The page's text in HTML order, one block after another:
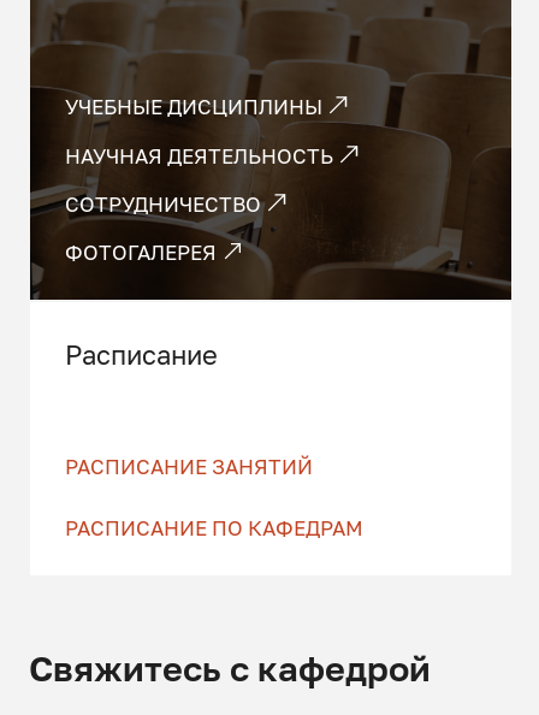
УЧЕБНЫЕ ДИСЦИПЛИНЫ
НАУЧНАЯ ДЕЯТЕЛЬНОСТЬ
СОТРУДНИЧЕСТВО
ФОТОГАЛЕРЕЯ
Расписание
РАСПИСАНИЕ ЗАНЯТИЙ
РАСПИСАНИЕ ПО КАФЕДРАМ
Свяжитесь с кафедрой